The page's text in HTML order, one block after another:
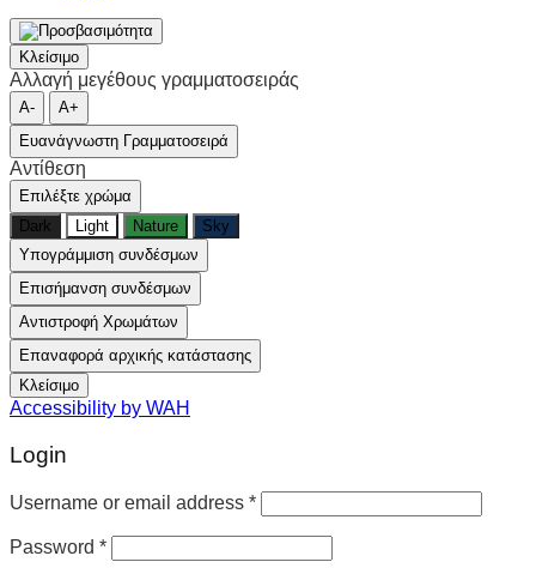
Κλείσιμο
Αλλαγή μεγέθους γραμματοσειράς
A-
A+
Ευανάγνωστη Γραμματοσειρά
Αντίθεση
Επιλέξτε χρώμα
Dark
Light Nature
Sky
Υπογράμμιση συνδέσμων
Επισήμανση συνδέσμων
Αντιστροφή Χρωμάτων
Επαναφορά αρχικής κατάστασης
Κλείσιμο
Accessibility by WAH
Login
Username or email address *
Password *